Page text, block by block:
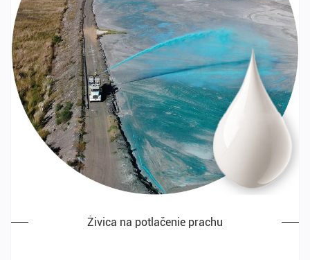
Živica na potlačenie prachu